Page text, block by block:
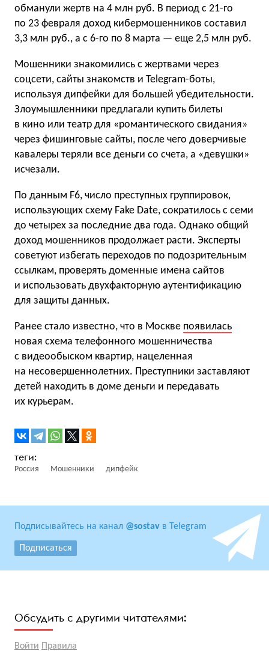
обманули жертв на 4 млн руб. В период с 21-го
по 23 февраля доход кибермошенников составил
3,3 млн руб., а с 6-го по 8 марта — еще 2,5 млн руб.
Мошенники знакомились с жертвами через
соцсети, сайты знакомств и Telegram-боты,
используя дипфейки для большей убедительности.
Злоумышленники предлагали купить билеты
в кино или театр для «романтического свидания»
через фишинговые сайты, после чего доверчивые
кавалеры теряли все деньги со счета, а «девушки»
исчезали.
По данным F6, число преступных группировок,
использующих схему Fake Date, сократилось с семи
до четырех за последние два года. Однако общий
доход мошенников продолжает расти. Эксперты
советуют избегать переходов по подозрительным
ссылкам, проверять доменные имена сайтов
и использовать двухфакторную аутентификацию
для защиты данных.
Ранее стало известно, что в Москве появилась
новая схема телефонного мошенничества
с видеообыском квартир, нацеленная
на несовершеннолетних. Преступники заставляют
детей находить в доме деньги и передавать
их курьерам.
Россия Мошенники дипфейк
Подписывайтесь на канал @sostav в Telegram
Подписаться
Обсудить с другими читателями:
Войти Правила